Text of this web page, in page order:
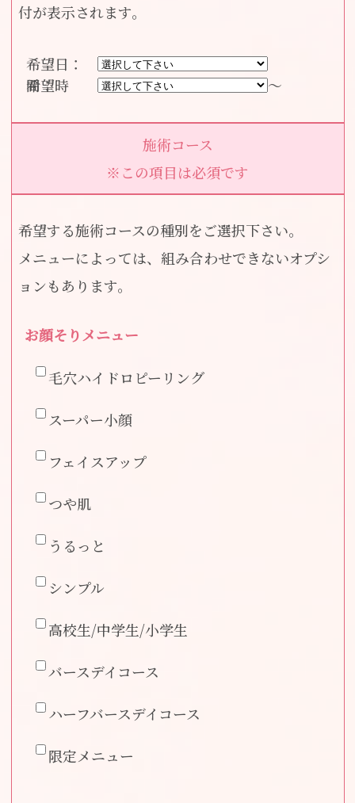
付が表示されます。
希望日：
希望時間：
～
施術コース
※この項目は必須です
希望する施術コースの種別をご選択下さい。
メニューによっては、組み合わせできないオプシ
ョンもあります。
お顔そりメニュー
毛穴ハイドロピーリング
スーパー小顔
フェイスアップ
つや肌
うるっと
シンプル
高校生/中学生/小学生
バースデイコース
ハーフバースデイコース
限定メニュー